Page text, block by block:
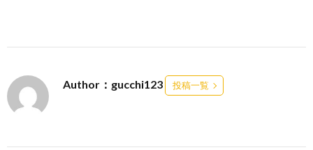
Author：gucchi123 投稿一覧